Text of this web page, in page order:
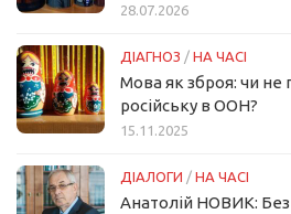
28.07.2026
ДІАГНОЗ / НА ЧАСІ
Мова як зброя: чи не
російську в ООН?
15.11.2025
ДІАЛОГИ / НА ЧАСІ
Анатолій НОВИК: